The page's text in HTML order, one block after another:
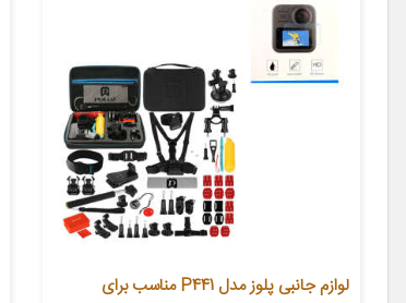
لوازم جانبی پلوز مدل P441 مناسب برای